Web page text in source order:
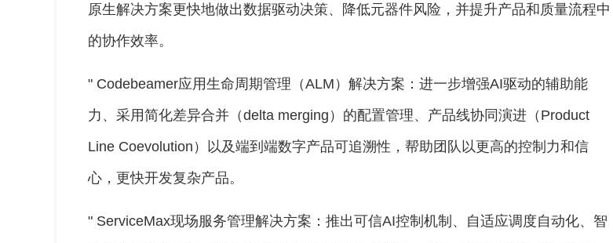
原生解决方案更快地做出数据驱动决策、降低元器件风险，并提升产品和质量流程中
的协作效率。
" Codebeamer应用生命周期管理（ALM）解决方案：进一步增强AI驱动的辅助能
力、采用简化差异合并（delta merging）的配置管理、产品线协同演进（Product
Line Coevolution）以及端到端数字产品可追溯性，帮助团队以更高的控制力和信
心，更快开发复杂产品。
" ServiceMax现场服务管理解决方案：推出可信AI控制机制、自适应调度自动化、智